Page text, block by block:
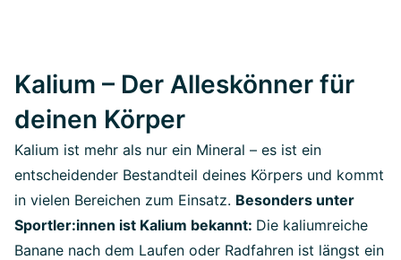
Kalium – Der Alleskönner für
deinen Körper
Kalium ist mehr als nur ein Mineral – es ist ein
entscheidender Bestandteil deines Körpers und kommt
in vielen Bereichen zum Einsatz. Besonders unter
Sportler:innen ist Kalium bekannt: Die kaliumreiche
Banane nach dem Laufen oder Radfahren ist längst ein